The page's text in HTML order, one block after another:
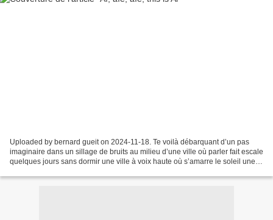
Uploaded by bernard gueit on 2024-11-18. Te voilà débarquant d’un pas
imaginaire dans un sillage de bruits au milieu d’une ville où parler fait escale
quelques jours sans dormir une ville à voix haute où s’amarre le soleil une